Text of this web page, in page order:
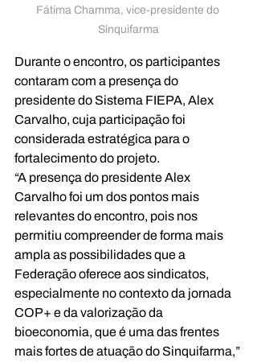
Fátima Chamma, vice-presidente do
Sinquifarma
Durante o encontro, os participantes
contaram com a presença do
presidente do Sistema FIEPA, Alex
Carvalho, cuja participação foi
considerada estratégica para o
fortalecimento do projeto.
“A presença do presidente Alex
Carvalho foi um dos pontos mais
relevantes do encontro, pois nos
permitiu compreender de forma mais
ampla as possibilidades que a
Federação oferece aos sindicatos,
especialmente no contexto da jornada
COP+ e da valorização da
bioeconomia, que é uma das frentes
mais fortes de atuação do Sinquifarma,”